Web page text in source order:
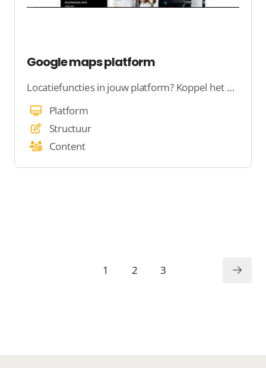
Google maps platform
Locatiefuncties in jouw platform? Koppel het Google Maps platform.
Platform
Structuur
Content
1 2 3